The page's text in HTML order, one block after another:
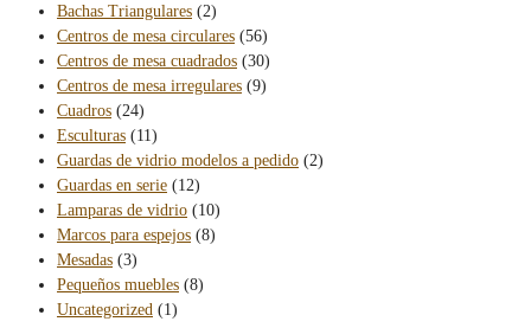
Bachas Triangulares (2)
Centros de mesa circulares (56)
Centros de mesa cuadrados (30)
Centros de mesa irregulares (9)
Cuadros (24)
Esculturas (11)
Guardas de vidrio modelos a pedido (2)
Guardas en serie (12)
Lamparas de vidrio (10)
Marcos para espejos (8)
Mesadas (3)
Pequeños muebles (8)
Uncategorized (1)